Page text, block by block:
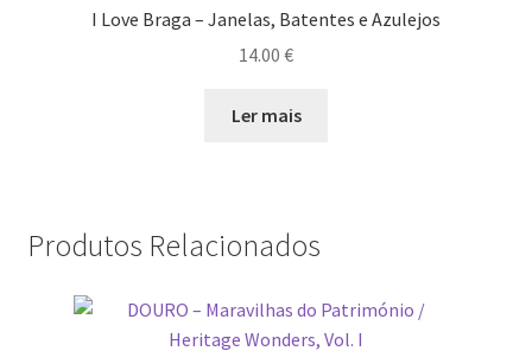
I Love Braga – Janelas, Batentes e Azulejos
14.00 €
Ler mais
Produtos Relacionados